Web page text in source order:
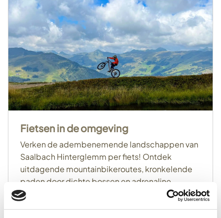
Fietsen in de omgeving
Verken de adembenemende landschappen van
Saalbach Hinterglemm per fiets! Ontdek
uitdagende mountainbikeroutes, kronkelende
paden door dichte bossen en adrenaline-
opwekkende afdalingen.